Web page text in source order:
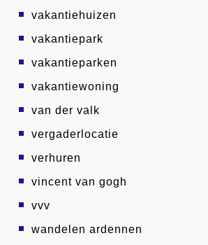
vakantiehuizen
vakantiepark
vakantieparken
vakantiewoning
van der valk
vergaderlocatie
verhuren
vincent van gogh
vvv
wandelen ardennen